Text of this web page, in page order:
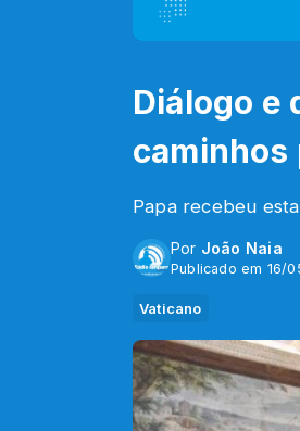
Diálogo e
caminhos
Papa recebeu
Por João Naia
Publicado em 16/
Vaticano